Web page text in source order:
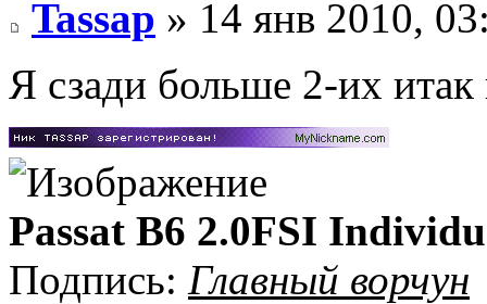
Tassap » 14 янв 2010,
Я сзади больше 2-их
Passat B6 2.0FSI
Подпись: Главный ворчун